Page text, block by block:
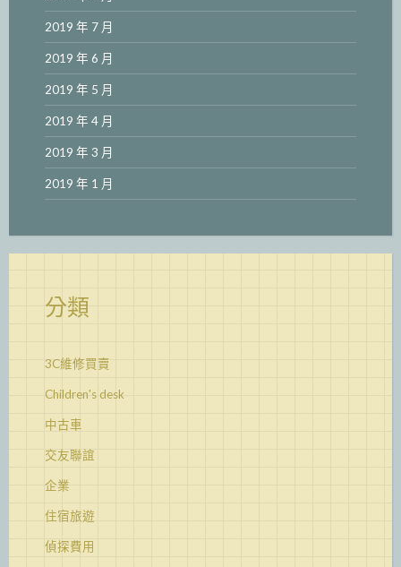
2019 年 7 月
2019 年 6 月
2019 年 5 月
2019 年 4 月
2019 年 3 月
2019 年 1 月
分類
3C維修買賣
Children's desk
中古車
交友聯誼
企業
住宿旅遊
偵探費用